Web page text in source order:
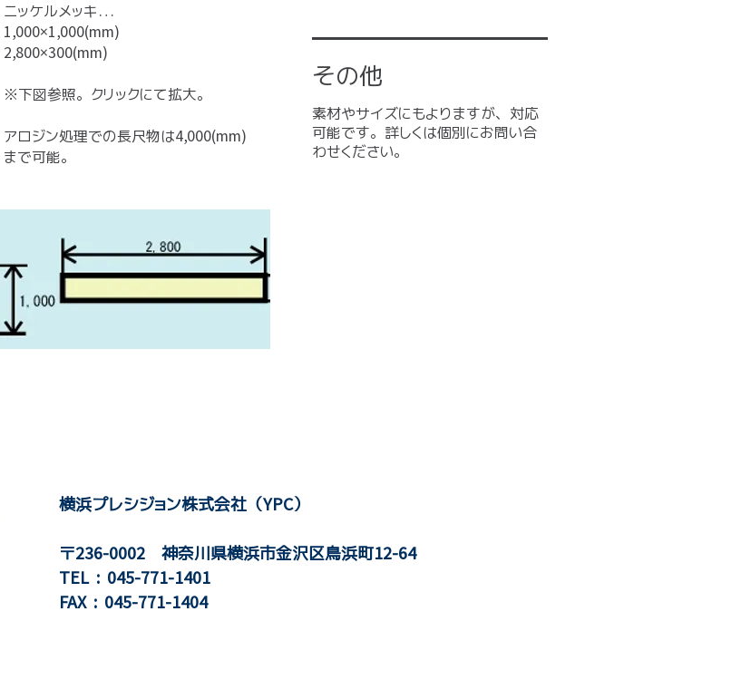
ニッケルメッキ…
1,000×1,000(mm)
2,800×300(mm)
※下図参照。クリックにて拡大。
アロジン処理での長尺物は4,000(mm)
まで可能。
その他
素材やサイズにもよりますが、対応
可能です。詳しくは個別にお問い合
わせください。
横浜プレシジョン株式会社（YPC）
〒236-0002 神奈川県横浜市金沢区鳥浜町12-64
TEL : 045-771-1401
​FAX : 045-771-1404